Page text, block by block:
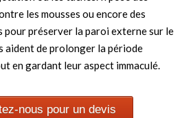
les mousses ou encore des
pour préserver la paroi externe sur le
aident de prolonger la période
en gardant leur aspect immaculé.
nous pour un devis